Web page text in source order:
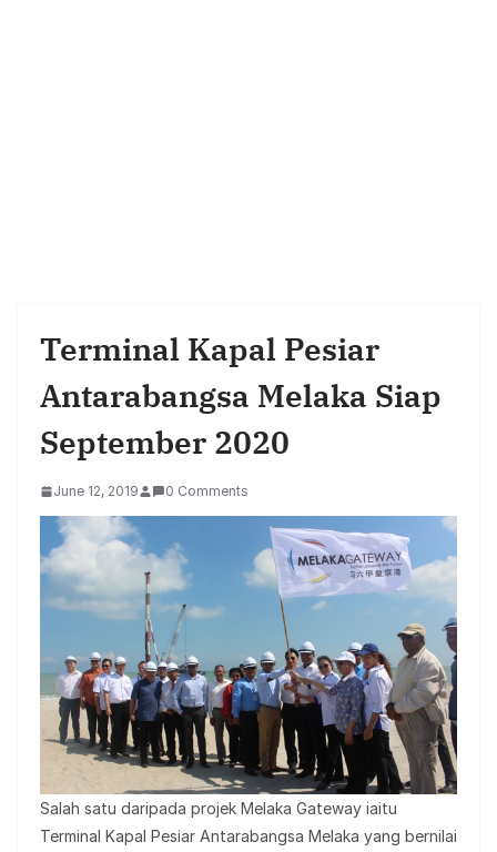
Terminal Kapal Pesiar
Antarabangsa Melaka Siap
September 2020
June 12, 2019 0 Comments
Salah satu daripada projek Melaka Gateway iaitu
Terminal Kapal Pesiar Antarabangsa Melaka yang bernilai